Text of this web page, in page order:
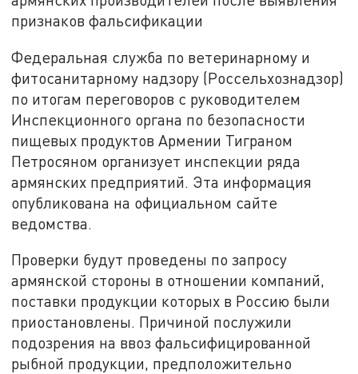
признаков фальсификации
Федеральная служба по ветеринарному и
фитосанитарному надзору (Россельхознадзор)
по итогам переговоров с руководителем
Инспекционного органа по безопасности
пищевых продуктов Армении Тиграном
Петросяном организует инспекции ряда
армянских предприятий. Эта информация
опубликована на официальном сайте
ведомства.
Проверки будут проведены по запросу
армянской стороны в отношении компаний,
поставки продукции которых в Россию были
приостановлены. Причиной послужили
подозрения на ввоз фальсифицированной
рыбной продукции, предположительно